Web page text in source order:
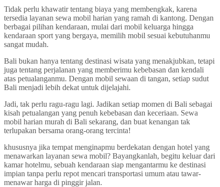
Tidak perlu khawatir tentang biaya yang membengkak, karena
tersedia layanan sewa mobil harian yang ramah di kantong. Dengan
berbagai pilihan kendaraan, mulai dari mobil keluarga hingga
kendaraan sport yang bergaya, memilih mobil sesuai kebutuhanmu
sangat mudah.
Bali bukan hanya tentang destinasi wisata yang menakjubkan, tetapi
juga tentang perjalanan yang memberimu kebebasan dan kendali
atas petualanganmu. Dengan mobil sewaan di tangan, setiap sudut
Bali menjadi lebih dekat untuk dijelajahi.
Jadi, tak perlu ragu-ragu lagi. Jadikan setiap momen di Bali sebagai
kisah petualangan yang penuh kebebasan dan keceriaan. Sewa
mobil harian murah di Bali sekarang, dan buat kenangan tak
terlupakan bersama orang-orang tercinta!
khususnya jika tempat menginapmu berdekatan dengan hotel yang
menawarkan layanan sewa mobil? Bayangkanlah, begitu keluar dari
kamar hotelmu, sebuah kendaraan siap mengantarmu ke destinasi
impian tanpa perlu repot mencari transportasi umum atau tawar-
menawar harga di pinggir jalan.